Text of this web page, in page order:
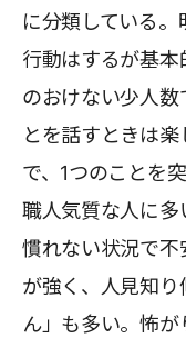
に分類している
行動はするが基
のおけない少人数
とを話すときは楽
で、1つのことを
職人気質な人に多
慣れない状況で不
が強く、人見知り
ん」も多い。怖